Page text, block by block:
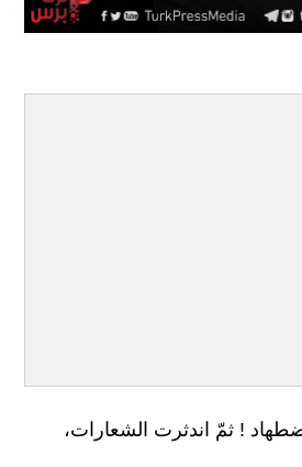
! ثمّ اندثرت الشعارات،